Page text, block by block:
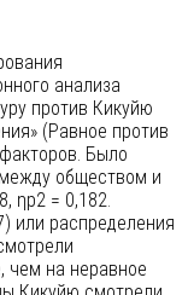
анализа
против Кикуйю
(Равное против
Было
обществом и
ηp2 = 0,182.
или распределения
чем на неравное